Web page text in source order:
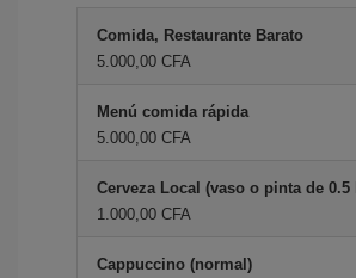
Comida, Restaurante Barato
5.000,00 CFA
Menú comida rápida
5.000,00 CFA
Cerveza Local (vaso o pinta de
1.000,00 CFA
Cappuccino (normal)